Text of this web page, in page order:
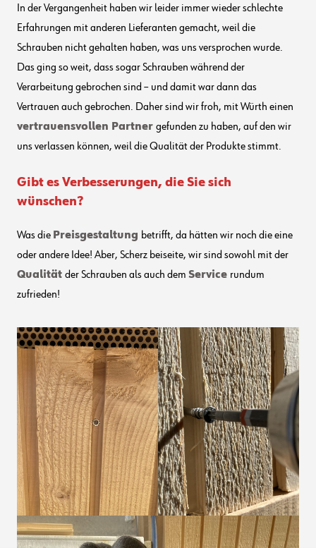
In der Vergangenheit haben wir leider immer wieder schlechte
Erfahrungen mit anderen Lieferanten gemacht, weil die
Schrauben nicht gehalten haben, was uns versprochen wurde.
Das ging so weit, dass sogar Schrauben während der
Verarbeitung gebrochen sind – und damit war dann das
Vertrauen auch gebrochen. Daher sind wir froh, mit Würth einen
vertrauensvollen Partner gefunden zu haben, auf den wir
uns verlassen können, weil die Qualität der Produkte stimmt.
Gibt es Verbesserungen, die Sie sich
wünschen?
Was die Preisgestaltung betrifft, da hätten wir noch die eine
oder andere Idee! Aber, Scherz beiseite, wir sind sowohl mit der
Qualität der Schrauben als auch dem Service rundum
zufrieden!